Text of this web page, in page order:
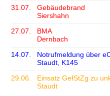
31.07.
Gebäudebrand
Siershahn
27.07.
BMA
Dernbach
14.07.
Notrufmeldung über
Staudt, K145
29.06.
Einsatz GefStZg zu
Staudt